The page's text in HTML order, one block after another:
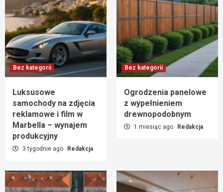
Bez kategorii
Luksusowe
samochody na zdjęcia
reklamowe i film w
Marbella – wynajem
produkcyjny
3 tygodnie ago Redakcja
Bez kategorii
Ogrodzenia panelowe
z wypełnieniem
drewnopodobnym
1 miesiąc ago Redakcja